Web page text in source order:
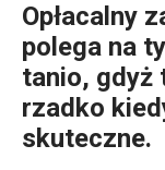
Opłacalny
polega na
tanio, gdyż
rzadko
skuteczne.